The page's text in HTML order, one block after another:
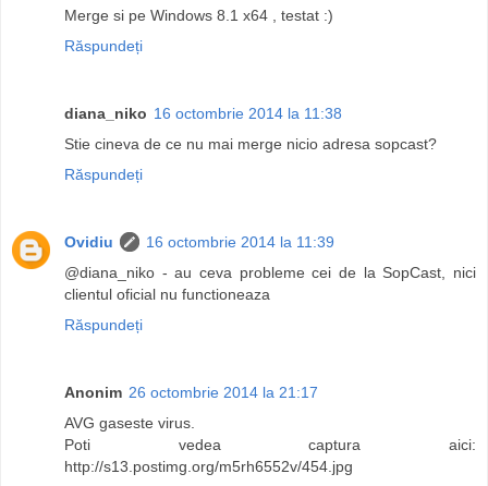
Merge si pe Windows 8.1 x64 , testat :)
Răspundeți
diana_niko 16 octombrie 2014 la 11:38
Stie cineva de ce nu mai merge nicio adresa sopcast?
Răspundeți
Ovidiu
16 octombrie 2014 la 11:39
@diana_niko - au ceva probleme cei de la SopCast, nici
clientul oficial nu functioneaza
Răspundeți
Anonim 26 octombrie 2014 la 21:17
AVG gaseste virus.
Poti vedea captura aici:
http://s13.postimg.org/m5rh6552v/454.jpg